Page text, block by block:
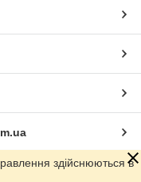
здійснюються в